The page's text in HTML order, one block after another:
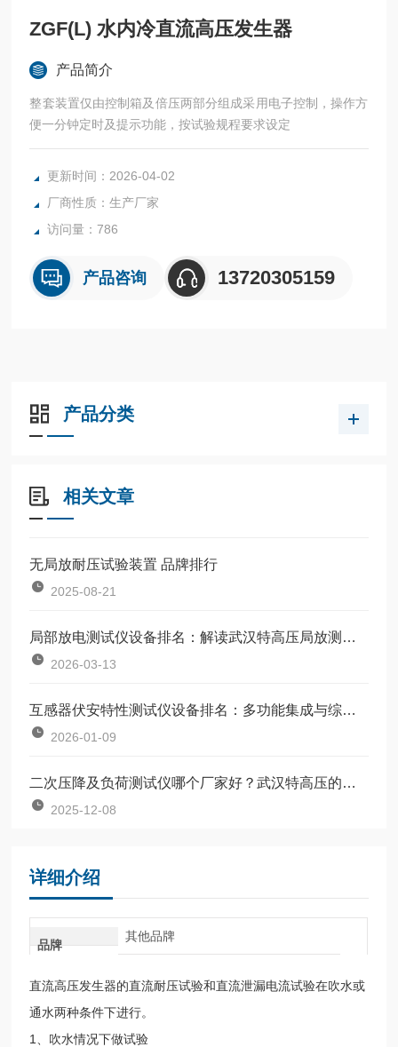
ZGF(L) 水内冷直流高压发生器
产品简介
整套装置仅由控制箱及倍压两部分组成采用电子控制，操作方
便一分钟定时及提示功能，按试验规程要求设定
更新时间：2026-04-02
厂商性质：生产厂家
访问量：786
产品咨询 13720305159
产品分类
相关文章
无局放耐压试验装置 品牌排行
2025-08-21
局部放电测试仪设备排名：解读武汉特高压局放测试仪的用户认可之路
2026-03-13
互感器伏安特性测试仪设备排名：多功能集成与综合性能观察
2026-01-09
二次压降及负荷测试仪哪个厂家好？武汉特高压的技术特点与实际应用观察
2025-12-08
详细介绍
品牌
其他品牌
直流高压发生器的直流耐压试验和直流泄漏电流试验在吹水或
通水两种条件下进行。
1、吹水情况下做试验